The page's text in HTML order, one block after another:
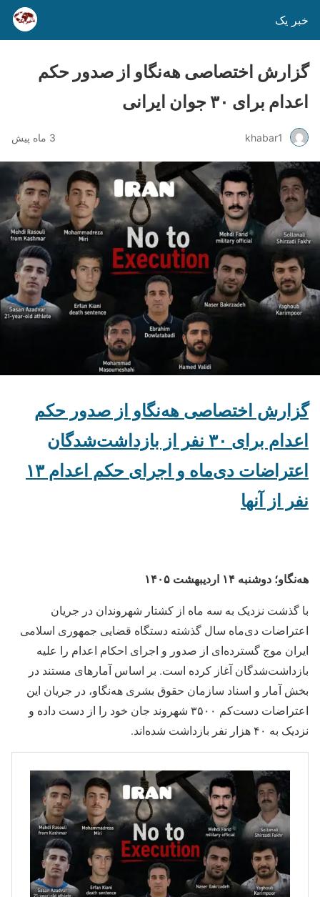
خبر یک
گزارش اختصاصی هه‌نگاو از صدور حکم
اعدام برای ٣٠ جوان ایرانی
khabar1 3 ماه پیش
گزارش اختصاصی هه‌نگاو از صدور حکم
اعدام برای ٣٠ نفر از بازداشت‌شدگان
اعتراضات دی‌ماه و اجرای حکم اعدام ١٣
نفر از آنها
هه‌نگاو؛ دوشنبه ۱۴ اردیبهشت ۱۴۰۵
با گذشت نزدیک به سه ماه از کشتار شهروندان در جریان
اعتراضات دی‌ماه سال گذشته دستگاه قضایی جمهوری اسلامی
ایران موج گسترده‌ای از صدور و اجرای احکام اعدام را علیه
بازداشت‌شدگان آغاز کرده است. بر اساس آمارهای مستند در
بخش آمار و اسناد سازمان حقوق بشری هه‌نگاو، در جریان این
اعتراضات دست‌کم ۳۵۰۰ شهروند جان خود را از دست داده و
نزدیک به ۴۰ هزار نفر بازداشت شده‌اند.